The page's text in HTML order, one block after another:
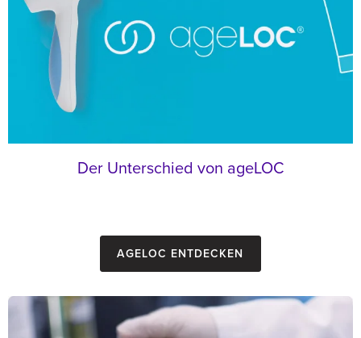
Der Unterschied von ageLOC
ageLOC entdecken